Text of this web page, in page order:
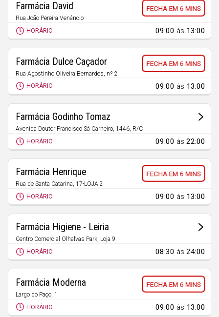
Farmácia David
Rua João Pereira Venâncio
Santa Eufémia
HORÁRIO 09:00 às 13:00
6 MINS
Farmácia Dulce Caçador
Rua Agostinho Oliveira Bernardes, nº 2
Marrazes
HORÁRIO 09:00 às 13:00
6 MINS
Farmácia Godinho Tomaz
Avenida Doutor Francisco Sá Carneiro, 1446, R/C
Leiria
HORÁRIO 09:00 às22:00
Farmácia Henrique
Rua de Santa Catarina, 17-LOJA 2
Santa Catarina da Serra
HORÁRIO 09:00 às 13:00
6 MINS
Farmácia Higiene - Leiria
Centro Comercial Olhalvas Park, Loja 9
Pousos
HORÁRIO 08:30 às24:00
Farmácia Moderna
Largo do Paço, 1
Caranguejeira
HORÁRIO 09:00 às 13:00
6 MINS